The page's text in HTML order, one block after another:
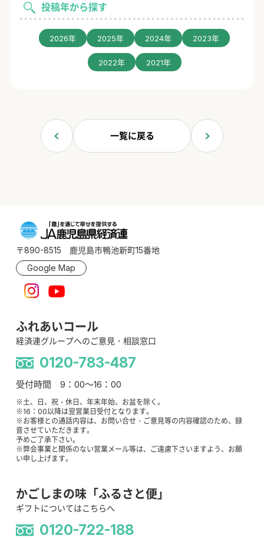
投稿年から探す
2026年 2025年 2024年 2023年
2022年 2021年
一覧に戻る
〒890-8515 鹿児島市鴨池新町15番地
Google Map
ふれあいコール
経済連グループへのご意見・相談窓口
0120-783-487
受付時間 9：00～16：00
※土、日、祝・休日、年末年始、お盆を除く。
※16：00以降は翌営業日受付となります。
※お客様との通話内容は、お問い合せ・ご意見等の内容確認のため、録
音させていただきます。
予めご了承下さい。
※弊会事業と関係のない営業メール等は、ご遠慮下さいますよう、お願
い申し上げます。
かごしまの味「ふるさと便」
ギフトについてはこちらへ
0120-722-188